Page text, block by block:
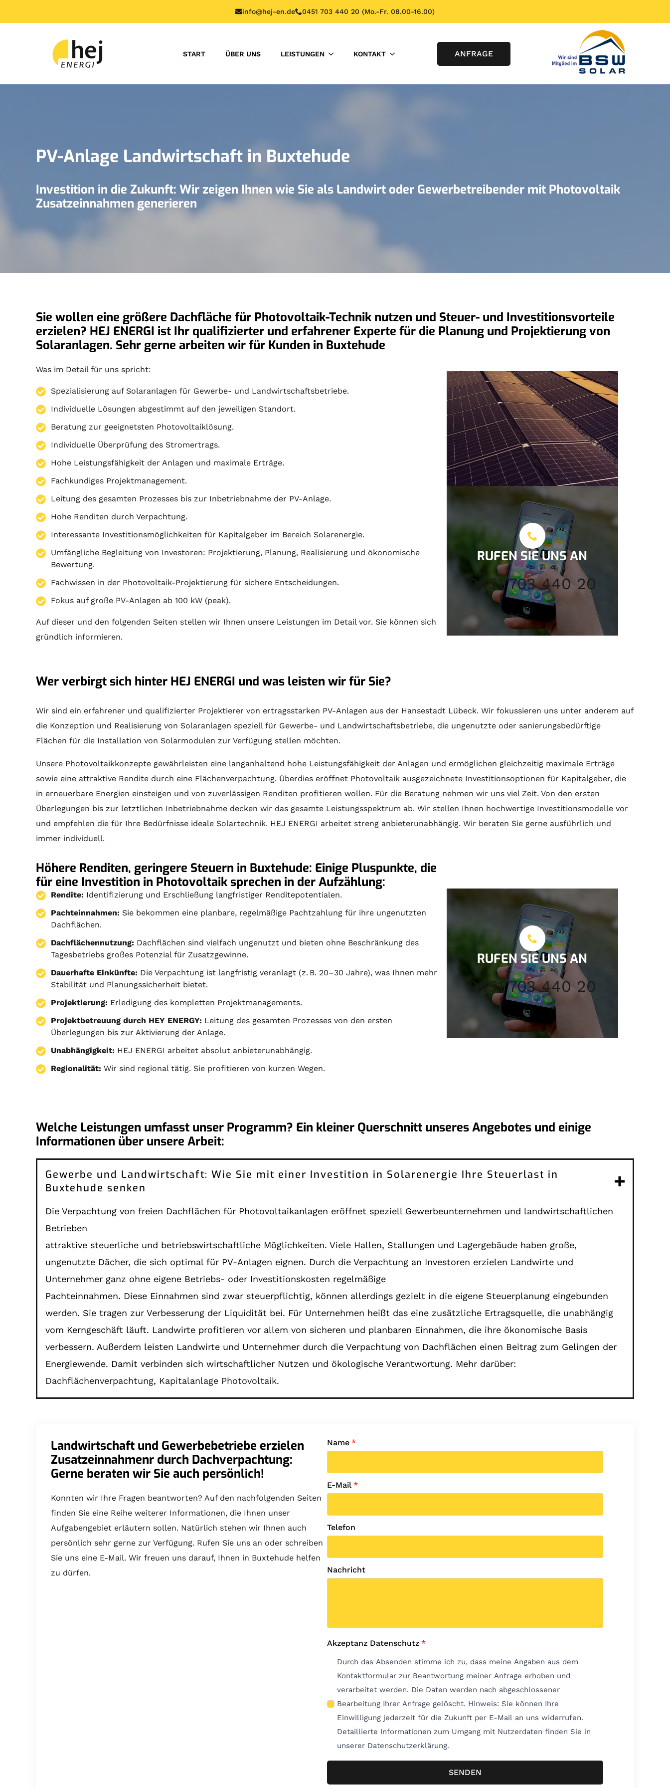
info@hej-en.de 0451 703 440 20 (Mo.-Fr. 08.00-16.00)
START ÜBER UNS LEISTUNGEN KONTAKT ANFRAGE
PV-Anlage Landwirtschaft in Buxtehude
Investition in die Zukunft: Wir zeigen Ihnen wie Sie als Landwirt oder Gewerbetreibender mit Photovoltaik
Zusatzeinnahmen generieren
Sie wollen eine größere Dachfläche für Photovoltaik-Technik nutzen und Steuer- und Investitionsvorteile
erzielen? HEJ ENERGI ist Ihr qualifizierter und erfahrener Experte für die Planung und Projektierung von
Solaranlagen. Sehr gerne arbeiten wir für Kunden in Buxtehude
Was im Detail für uns spricht:
Spezialisierung auf Solaranlagen für Gewerbe- und Landwirtschaftsbetriebe.
Individuelle Lösungen abgestimmt auf den jeweiligen Standort.
Beratung zur geeignetsten Photovoltaiklösung.
Individuelle Überprüfung des Stromertrags.
Hohe Leistungsfähigkeit der Anlagen und maximale Erträge.
Fachkundiges Projektmanagement.
Leitung des gesamten Prozesses bis zur Inbetriebnahme der PV-Anlage.
Hohe Renditen durch Verpachtung.
Interessante Investitionsmöglichkeiten für Kapitalgeber im Bereich Solarenergie.
Umfängliche Begleitung von Investoren: Projektierung, Planung, Realisierung und ökonomische
Bewertung.
Fachwissen in der Photovoltaik-Projektierung für sichere Entscheidungen.
Fokus auf große PV-Anlagen ab 100 kW (peak).
Auf dieser und den folgenden Seiten stellen wir Ihnen unsere Leistungen im Detail vor. Sie können sich
gründlich informieren.
RUFEN SIE UNS AN
0451 703 440 20
Wer verbirgt sich hinter HEJ ENERGI und was leisten wir für Sie?
Wir sind ein erfahrener und qualifizierter Projektierer von ertragsstarken PV-Anlagen aus der Hansestadt Lübeck. Wir fokussieren uns unter anderem auf
die Konzeption und Realisierung von Solaranlagen speziell für Gewerbe- und Landwirtschaftsbetriebe, die ungenutzte oder sanierungsbedürftige
Flächen für die Installation von Solarmodulen zur Verfügung stellen möchten.
Unsere Photovoltaikkonzepte gewährleisten eine langanhaltend hohe Leistungsfähigkeit der Anlagen und ermöglichen gleichzeitig maximale Erträge
sowie eine attraktive Rendite durch eine Flächenverpachtung. Überdies eröffnet Photovoltaik ausgezeichnete Investitionsoptionen für Kapitalgeber, die
in erneuerbare Energien einsteigen und von zuverlässigen Renditen profitieren wollen. Für die Beratung nehmen wir uns viel Zeit. Von den ersten
Überlegungen bis zur letztlichen Inbetriebnahme decken wir das gesamte Leistungsspektrum ab. Wir stellen Ihnen hochwertige Investitionsmodelle vor
und empfehlen die für Ihre Bedürfnisse ideale Solartechnik. HEJ ENERGI arbeitet streng anbieterunabhängig. Wir beraten Sie gerne ausführlich und
immer individuell.
Höhere Renditen, geringere Steuern in Buxtehude: Einige Pluspunkte, die
für eine Investition in Photovoltaik sprechen in der Aufzählung:
Rendite: Identifizierung und Erschließung langfristiger Renditepotentialen.
Pachteinnahmen: Sie bekommen eine planbare, regelmäßige Pachtzahlung für ihre ungenutzten
Dachflächen.
Dachflächennutzung: Dachflächen sind vielfach ungenutzt und bieten ohne Beschränkung des
Tagesbetriebs großes Potenzial für Zusatzgewinne.
Dauerhafte Einkünfte: Die Verpachtung ist langfristig veranlagt (z. B. 20–30 Jahre), was Ihnen mehr
Stabilität und Planungssicherheit bietet.
Projektierung: Erledigung des kompletten Projektmanagements.
Projektbetreuung durch HEY ENERGY: Leitung des gesamten Prozesses von den ersten
Überlegungen bis zur Aktivierung der Anlage.
Unabhängigkeit: HEJ ENERGI arbeitet absolut anbieterunabhängig.
Regionalität: Wir sind regional tätig. Sie profitieren von kurzen Wegen.
RUFEN SIE UNS AN
0451 703 440 20
Welche Leistungen umfasst unser Programm? Ein kleiner Querschnitt unseres Angebotes und einige
Informationen über unsere Arbeit:
Gewerbe und Landwirtschaft: Wie Sie mit einer Investition in Solarenergie Ihre Steuerlast in
Buxtehude senken
Die Verpachtung von freien Dachflächen für Photovoltaikanlagen eröffnet speziell Gewerbeunternehmen und landwirtschaftlichen
Betrieben
attraktive steuerliche und betriebswirtschaftliche Möglichkeiten. Viele Hallen, Stallungen und Lagergebäude haben große,
ungenutzte Dächer, die sich optimal für PV-Anlagen eignen. Durch die Verpachtung an Investoren erzielen Landwirte und
Unternehmer ganz ohne eigene Betriebs- oder Investitionskosten regelmäßige
Pachteinnahmen. Diese Einnahmen sind zwar steuerpflichtig, können allerdings gezielt in die eigene Steuerplanung eingebunden
werden. Sie tragen zur Verbesserung der Liquidität bei. Für Unternehmen heißt das eine zusätzliche Ertragsquelle, die unabhängig
vom Kerngeschäft läuft. Landwirte profitieren vor allem von sicheren und planbaren Einnahmen, die ihre ökonomische Basis
verbessern. Außerdem leisten Landwirte und Unternehmer durch die Verpachtung von Dachflächen einen Beitrag zum Gelingen der
Energiewende. Damit verbinden sich wirtschaftlicher Nutzen und ökologische Verantwortung. Mehr darüber:
Dachflächenverpachtung, Kapitalanlage Photovoltaik.
Landwirtschaft und Gewerbebetriebe erzielen
Zusatzeinnahmenr durch Dachverpachtung:
Gerne beraten wir Sie auch persönlich!
Konnten wir Ihre Fragen beantworten? Auf den nachfolgenden Seiten
finden Sie eine Reihe weiterer Informationen, die Ihnen unser
Aufgabengebiet erläutern sollen. Natürlich stehen wir Ihnen auch
persönlich sehr gerne zur Verfügung. Rufen Sie uns an oder schreiben
Sie uns eine E-Mail. Wir freuen uns darauf, Ihnen in Buxtehude helfen
zu dürfen.
Name *
E-Mail *
Telefon
Nachricht
Akzeptanz Datenschutz *
Durch das Absenden stimme ich zu, dass meine Angaben aus dem
Kontaktformular zur Beantwortung meiner Anfrage erhoben und
verarbeitet werden. Die Daten werden nach abgeschlossener
Bearbeitung Ihrer Anfrage gelöscht. Hinweis: Sie können Ihre
Einwilligung jederzeit für die Zukunft per E-Mail an uns widerrufen.
Detaillierte Informationen zum Umgang mit Nutzerdaten finden Sie in
unserer Datenschutzerklärung.
SENDEN